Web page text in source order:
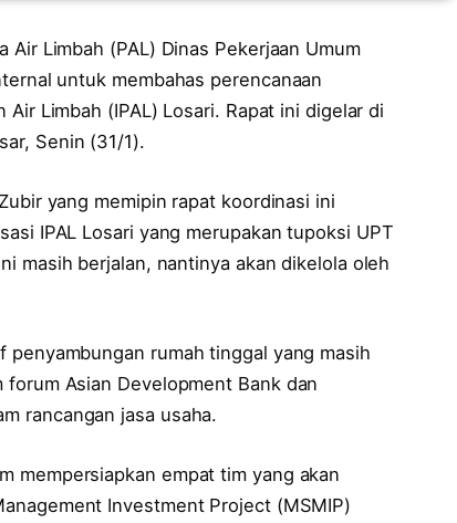
Limbah (PAL) Dinas Pekerjaan Umum
untuk membahas perencanaan
Limbah (IPAL) Losari. Rapat ini digelar di
Senin (31/1).
yang memipin rapat koordinasi ini
IPAL Losari yang merupakan tupoksi UPT
masih berjalan, nantinya akan dikelola oleh
rumah tinggal yang masih
Asian Development Bank dan
rancangan jasa usaha.
mempersiapkan empat tim yang akan
Investment Project (MSMIP)